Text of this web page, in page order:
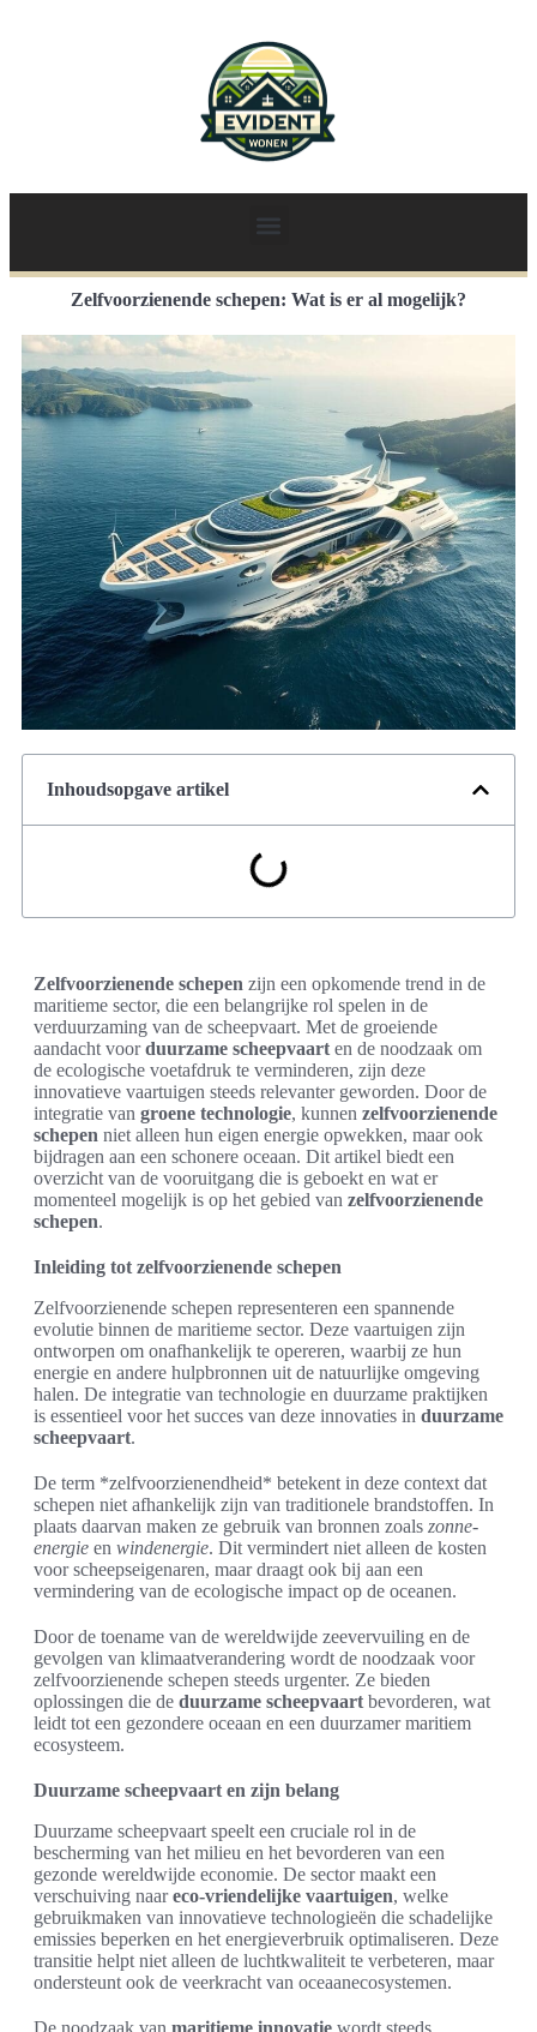
Zelfvoorzienende schepen: Wat is er al mogelijk?
Inhoudsopgave artikel
Zelfvoorzienende schepen zijn een opkomende trend in de
maritieme sector, die een belangrijke rol spelen in de
verduurzaming van de scheepvaart. Met de groeiende
aandacht voorduurzame scheepvaart en de noodzaak om
de ecologische voetafdruk te verminderen, zijn deze
innovatieve vaartuigen steeds relevanter geworden. Door de
integratie van groene technologie, kunnen zelfvoorzienende
schepen niet alleen hun eigen energie opwekken, maar ook
bijdragen aan een schonere oceaan. Dit artikel biedt een
overzicht van de vooruitgang die is geboekt en wat er
momenteel mogelijk is op het gebied van zelfvoorzienende
schepen.
Inleiding tot zelfvoorzienende schepen
Zelfvoorzienende schepen representeren een spannende
evolutie binnen de maritieme sector. Deze vaartuigen zijn
ontworpen om onafhankelijk te opereren, waarbij ze hun
energie en andere hulpbronnen uit de natuurlijke omgeving
halen. De integratie van technologie en duurzame praktijken
is essentieel voor het succes van deze innovaties in duurzame
scheepvaart.
De term *zelfvoorzienendheid* betekent in deze context dat
schepen niet afhankelijk zijn van traditionele brandstoffen. In
plaats daarvan maken ze gebruik van bronnen zoals zonne-
energie en windenergie. Dit vermindert niet alleen de kosten
voor scheepseigenaren, maar draagt ook bij aan een
vermindering van de ecologische impact op de oceanen.
Door de toename van de wereldwijde zeevervuiling en de
gevolgen van klimaatverandering wordt de noodzaak voor
zelfvoorzienende schepen steeds urgenter. Ze bieden
oplossingen die de duurzame scheepvaart bevorderen, wat
leidt tot een gezondere oceaan en een duurzamer maritiem
ecosysteem.
Duurzame scheepvaart en zijn belang
Duurzame scheepvaart speelt een cruciale rol in de
bescherming van het milieu en het bevorderen van een
gezonde wereldwijde economie. De sector maakt een
verschuiving naareco-vriendelijke vaartuigen, welke
gebruikmaken van innovatieve technologieën die schadelijke
emissies beperken en het energieverbruik optimaliseren. Deze
transitie helpt niet alleen de luchtkwaliteit te verbeteren, maar
ondersteunt ook de veerkracht van oceaanecosystemen.